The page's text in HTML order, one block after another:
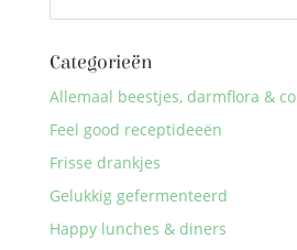
Categorieën
Allemaal beestjes, darmflora & co
Feel good receptideeën
Frisse drankjes
Gelukkig gefermenteerd
Happy lunches & diners